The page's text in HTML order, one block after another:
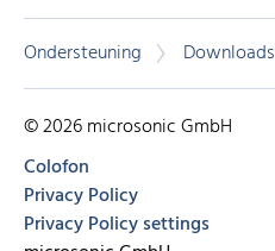
Ondersteuning Downloads
© 2026 microsonic GmbH
Colofon
Privacy Policy
Privacy Policy settings